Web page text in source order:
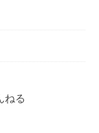
ねる